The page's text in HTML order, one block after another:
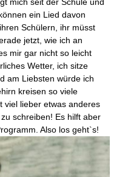
ein Lied davon
Schülern, ihr müsst
jetzt, wie ich an
mir gar nicht so leicht
Wetter, ich sitze
am Liebsten würde ich
kreisen so viele
viel lieber etwas anderes
schreiben! Es hilft aber
Also los geht`s!